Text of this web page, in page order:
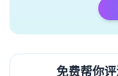
免费帮你